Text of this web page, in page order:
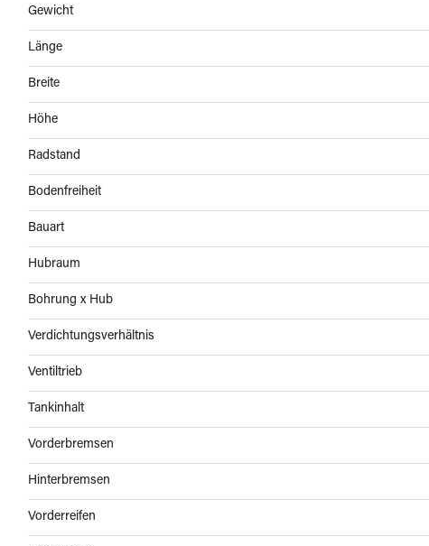
Gewicht
Länge
Breite
Höhe
Radstand
Bodenfreiheit
Bauart
Hubraum
Bohrung x Hub
Verdichtungsverhältnis
Ventiltrieb
Tankinhalt
Vorderbremsen
Hinterbremsen
Vorderreifen